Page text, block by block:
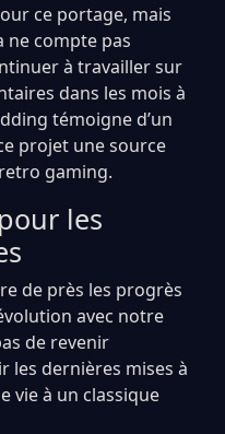
ce portage, mais
ne compte pas
à travailler sur
dans les mois à
témoigne d’un
projet une source
gaming.
les
de près les progrès
avec notre
de revenir
les dernières mises à
vie à un classique